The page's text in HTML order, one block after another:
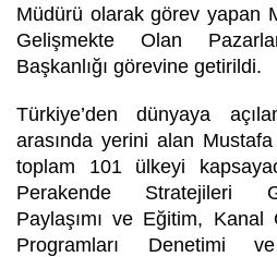
Müdürü olarak görev yapan
Gelişmekte Olan
Başkanlığı görevine getirildi.
Türkiye’den dünyaya
arasında yerini alan
toplam 101 ülkeyi
Perakende Stratejileri
Paylaşımı ve Eğitim, Kanal
Programları Denetimi